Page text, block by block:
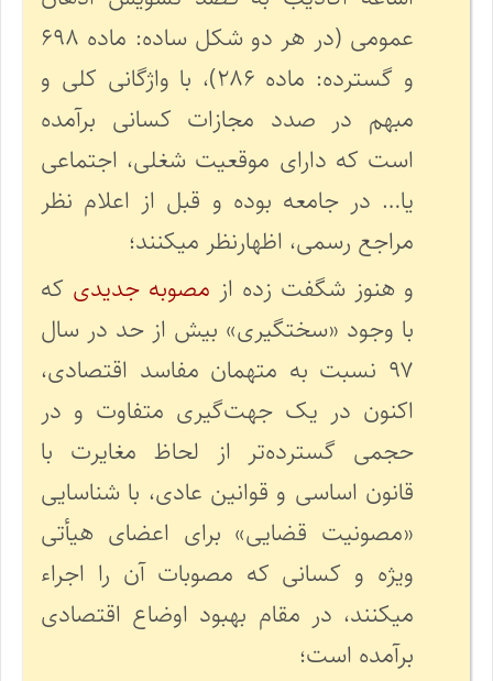
عمومی (در هر دو شکل ساده: ماده ۶۹۸
و گسترده: ماده ۲۸۶)، با واژگانی کلی و
مبهم در صدد مجازات کسانی برآمده
است که دارای موقعیت شغلی، اجتماعی
یا… در جامعه بوده و قبل از اعلام نظر
مراجع رسمی، اظهارنظر میکنند؛
و هنوز شگفت زده از مصوبه جدیدی که
با وجود «سختگیری» بیش از حد در سال
۹۷ نسبت به متهمان مفاسد اقتصادی،
اکنون در یک جهت‌گیری متفاوت و در
حجمی گسترده‌تر از لحاظ مغایرت با
قانون اساسی و قوانین عادی، با شناسایی
«مصونیت قضایی» برای اعضای هیأتی
ویژه و کسانی که مصوبات آن را اجراء
میکنند، در مقام بهبود اوضاع اقتصادی
برآمده است؛